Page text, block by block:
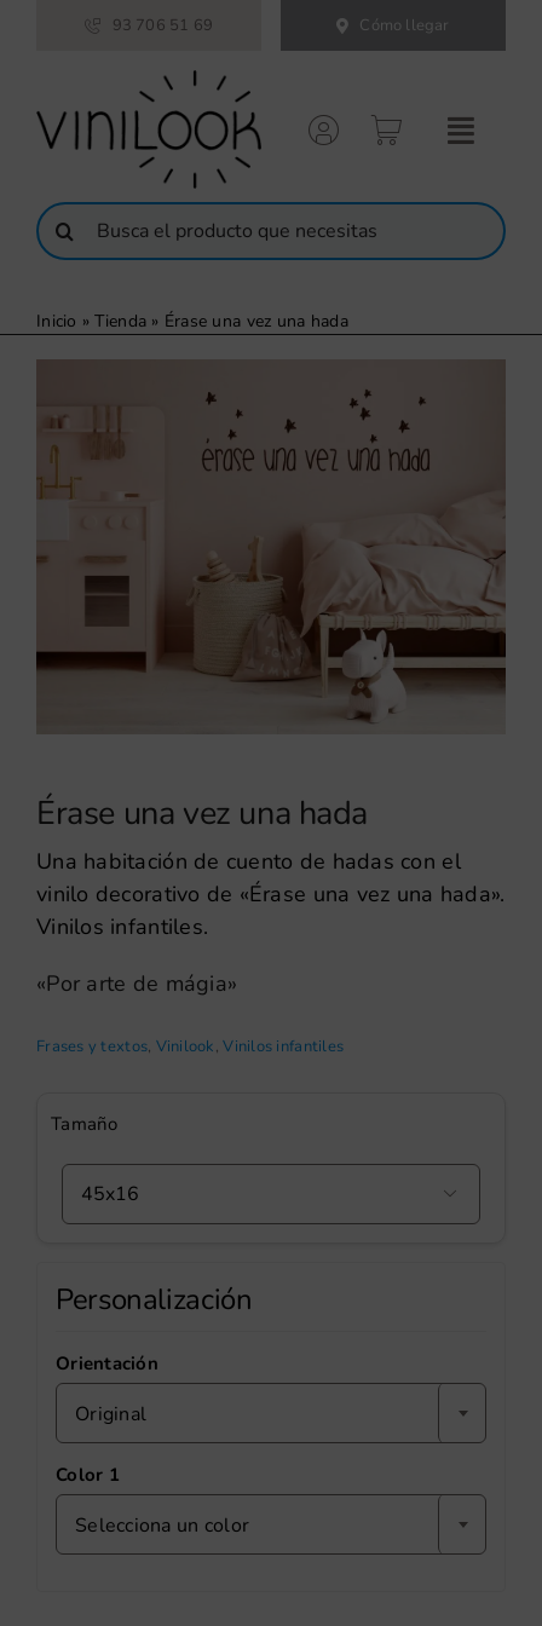
93 706 51 69 Cómo llegar
Buscar:
Inicio »Tienda » Érase una vez una hada
Érase una vez una hada
Una habitación de cuento de hadas con el
vinilo decorativo de «Érase una vez una hada».
Vinilos infantiles.
«Por arte de mágia»
Frases y textos, Vinilook,Vinilos infantiles
Tamaño

Personalización
Orientación
Original
Color 1
Selecciona un color